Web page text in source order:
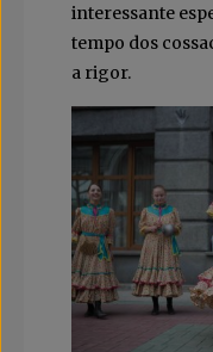
interessante
tempo dos
a rigor.